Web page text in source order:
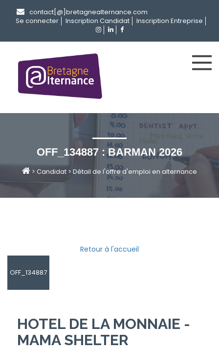
contact[@]bretagnealternance.com
Se connecter
Inscription Candidat Inscription Entreprise
OFF_134887 : BARMAN 2026
> Candidat >Détail de l'offre d'emploi en alternance
Retour à l'accueil
OFF_134887
HOTEL DE LA MONNAIE -
MAMA SHELTER